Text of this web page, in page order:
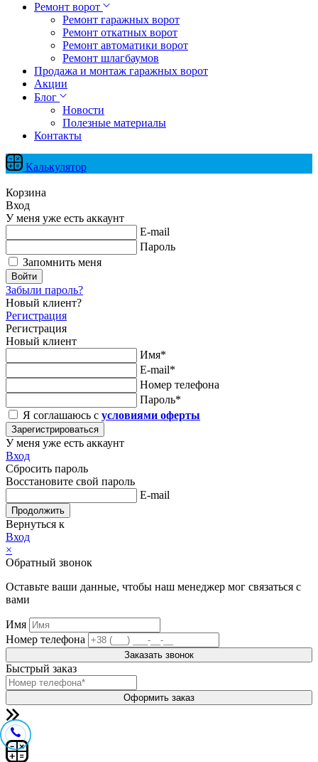
Ремонт ворот
Ремонт гаражных ворот
Ремонт откатных ворот
Ремонт автоматики ворот
Ремонт шлагбаумов
Продажа и монтаж гаражных ворот
Акции
Блог
Новости
Полезные материалы
Контакты
Калькулятор
Корзина
Вход
У меня уже есть аккаунт
E-mail
Пароль
Запомнить меня
Войти
Забыли пароль?
Новый клиент?
Регистрация
Регистрация
Новый клиент
Имя*
E-mail*
Номер телефона
Пароль*
Я соглашаюсь с условиями оферты
Зарегистрироваться
У меня уже есть аккаунт
Вход
Сбросить пароль
Восстановите свой пароль
E-mail
Продолжить
Вернуться к
Вход
×
Обратный звонок
Оставьте ваши данные, чтобы наш менеджер мог связаться с
вами
Имя
Номер телефона
Заказать звонок
Быстрый заказ
Оформить заказ